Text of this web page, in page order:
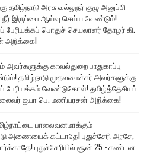
தமிழ்நாடு அரசு வல்லுநர் குழு அனுப்பி
இருப்பை ஆய்வு செய்ய வேண்டும்!
பேரியக்கப் பொதுச் செயலாளர் தோழர் கி.
அறிக்கை!
அவர்களுக்கு காவல்துறை பாதுகாப்பு
தமிழ்நாடு முதலமைச்சர் அவர்களுக்கு
பேரியக்கம் வேண்டுகோள்! தமிழ்த்தேசியப்
ஐயா பெ. மணியரசன் அறிக்கை!
பாலைவனமாக்கும்
அணையைக் கட்டாதே! புதுச்சேரி அரசே,
புதுச்சேரியில் சூன் 25 - கண்டன